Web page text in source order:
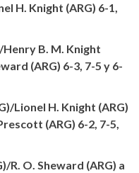
H. Knight (ARG) 6-1,
B. M. Knight
(ARG) 6-3, 7-5 y 6-
Lionel H. Knight (ARG)
(ARG) 6-2, 7-5,
O. Sheward (ARG) a